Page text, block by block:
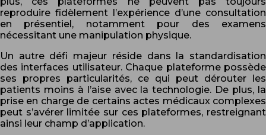
reproduire fidèlement l’expérience d’une consultation
en présentiel, notamment pour des examens
nécessitant une manipulation physique.
Un autre défi majeur réside dans la standardisation
des interfaces utilisateur. Chaque plateforme possède
ses propres particularités, ce qui peut dérouter les
patients moins à l’aise avec la technologie. De plus, la
prise en charge de certains actes médicaux complexes
peut s’avérer limitée sur ces plateformes, restreignant
ainsi leur champ d’application.